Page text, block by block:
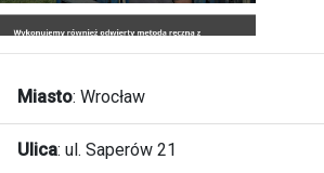
Miasto: Wrocław
Ulica: ul. Saperów 21